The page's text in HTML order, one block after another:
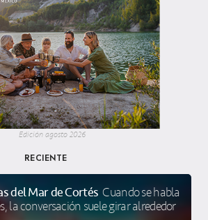
Edición agosto 2026
RECIENTE
del Mar de Cortés Cuando se habla
la conversación suele girar alrededor